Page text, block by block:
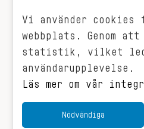
himla enkelt för just dig att äta
vego. För vegomat är inte
fantastiskt.
Vi använder
webbplats. Genom
statistik, vilket
användarupplevelse.
Läs mer om vår
Nödvändiga